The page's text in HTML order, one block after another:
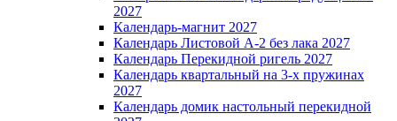
2027
Календарь-магнит 2027
Календарь Листовой А-2 без лака 2027
Календарь Перекидной ригель 2027
Календарь квартальный на 3-х пружинах
2027
Календарь домик настольный перекидной